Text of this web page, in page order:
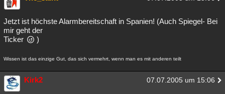
Jetzt ist höchste Alarmbereitschaft in Spanien! (Auch Spiegel- Bei
mir geht der
Ticker
)
Wissen ist das einzige Gut, das sich vermehrt, wenn man es mit anderen teilt
Kirk2 07.07.2005 um 15:06